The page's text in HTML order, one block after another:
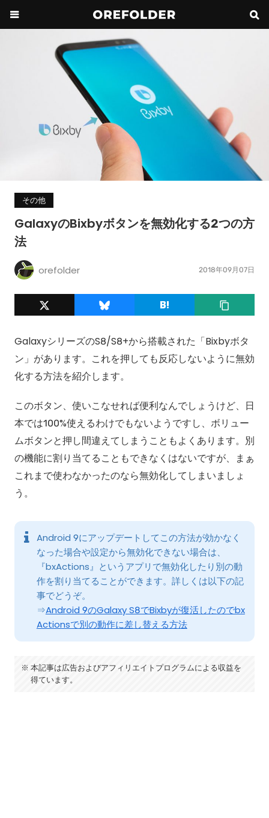
その他
GalaxyのBixbyボタンを無効化する2つの方
法
orefolder 2018年09月07日
GalaxyシリーズのS8/S8+から搭載された「Bixbyボタ
ン」があります。これを押しても反応しないように無効
化する方法を紹介します。
このボタン、使いこなせれば便利なんでしょうけど、日
本では100%使えるわけでもないようですし、ボリュー
ムボタンと押し間違えてしまうこともよくあります。別
の機能に割り当てることもできなくはないですが、まぁ
これまで使わなかったのなら無効化してしまいましょ
う。
Android 9にアップデートしてこの方法が効かなく
なった場合や設定から無効化できない場合は、
『bxActions』というアプリで無効化したり別の動
作を割り当てることができます。詳しくは以下の記
事でどうぞ。
⇒Android 9のGalaxy S8でBixbyが復活したのでbx
Actionsで別の動作に差し替える方法
本記事は広告およびアフィリエイトプログラムによる収益を
得ています。